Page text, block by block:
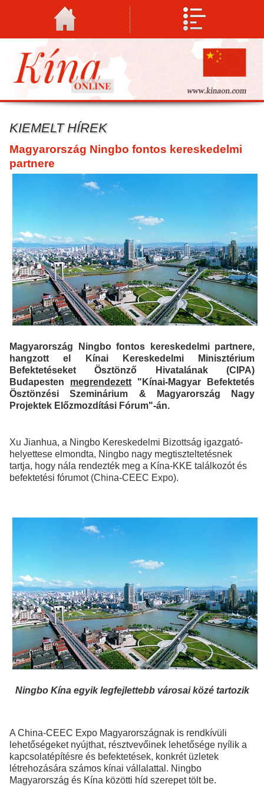
KIEMELT HÍREK
Magyarország Ningbo fontos kereskedelmi
partnere
Magyarország Ningbo fontos kereskedelmi partnere,
hangzott el Kínai Kereskedelmi Minisztérium
Befektetéseket Ösztönző Hivatalának (CIPA)
Budapesten megrendezett "Kínai-Magyar Befektetés
Ösztönzési Szeminárium & Magyarország Nagy
Projektek Előzmozdítási Fórum"-án.
Xu Jianhua, a Ningbo Kereskedelmi Bizottság igazgató-
helyettese elmondta, Ningbo nagy megtiszteltetésnek
tartja, hogy nála rendezték meg a Kína-KKE találkozót és
befektetési fórumot (China-CEEC Expo).
Ningbo Kína egyik legfejlettebb városai közé tartozik
A China-CEEC Expo Magyarországnak is rendkívüli
lehetőségeket nyújthat, résztvevőinek lehetősége nyílik a
kapcsolatépítésre és befektetések, konkrét üzletek
létrehozására számos kínai vállalattal. Ningbo
Magyarország és Kína közötti híd szerepet tölt be.